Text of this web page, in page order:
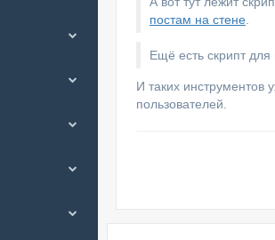
постам на стене
Ещё есть скрипт для
И таких
пользователей.